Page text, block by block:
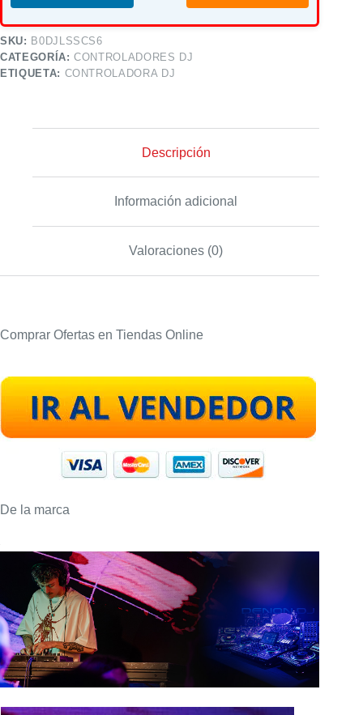
SKU: B0DJLSSCS6
CATEGORÍA:CONTROLADORES DJ
ETIQUETA: CONTROLADORA DJ
Descripción
Información adicional
Valoraciones (0)
Comprar Ofertas en Tiendas Online
De la marca